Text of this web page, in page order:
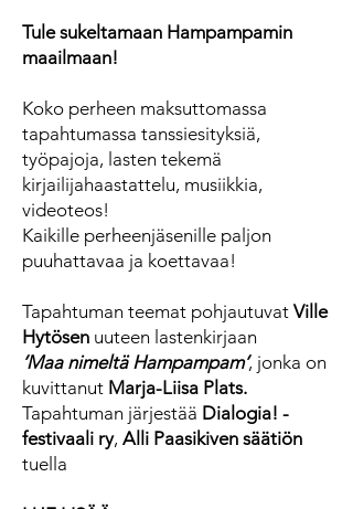
Tule sukeltamaan Hampampamin
maailmaan!
Koko perheen maksuttomassa
tapahtumassa tanssiesityksiä,
työpajoja, lasten tekemä
kirjailijahaastattelu, musiikkia,
videoteos!
Kaikille perheenjäsenille paljon
puuhattavaa ja koettavaa!
Tapahtuman teemat pohjautuvat Ville
Hytösen uuteen lastenkirjaan
’Maa nimeltä Hampampam’, jonka on
kuvittanut Marja-Liisa Plats.
Tapahtuman järjestää Dialogia! -
festivaali ry, Alli Paasikiven säätiön
tuella